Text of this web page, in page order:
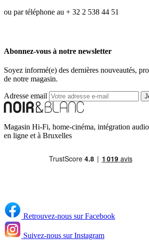
ou par téléphone au + 32 2 538 44 51
Abonnez-vous à notre newsletter
Soyez informé(e) des dernières nouveautés,
de notre magasin.
Adresse email
Magasin Hi-Fi, home-cinéma, intégration
en ligne et à Bruxelles
Retrouvez-nous sur Facebook
Suivez-nous sur Instagram